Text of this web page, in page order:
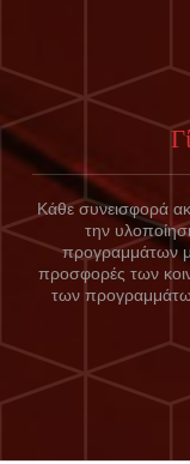
Κάθε συνεισφορά
την
προγραμμάτων
προσφορές των
των